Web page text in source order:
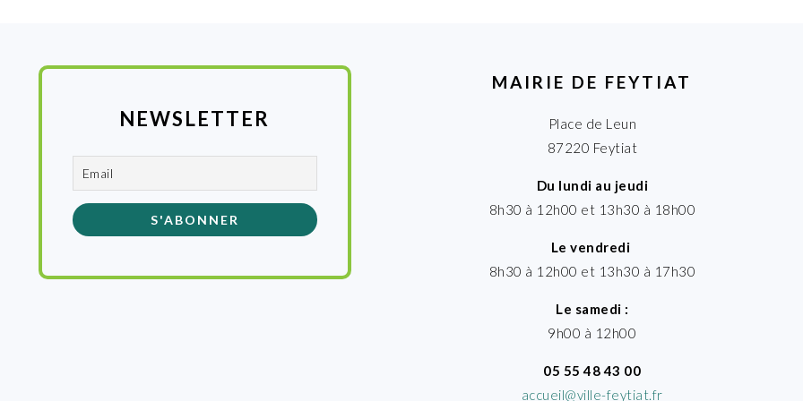
NEWSLETTER
MAIRIE DE FEYTIAT
Place de Leun
87220 Feytiat
Du lundi au jeudi
8h30 à 12h00 et 13h30 à 18h00
Le vendredi
8h30 à 12h00 et 13h30 à 17h30
Le samedi :
9h00 à 12h00
05 55 48 43 00
accueil@ville-feytiat.fr